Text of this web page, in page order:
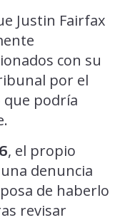
Justin Fairfax
con su
por el
que podría
, el propio
denuncia
de haberlo
revisar